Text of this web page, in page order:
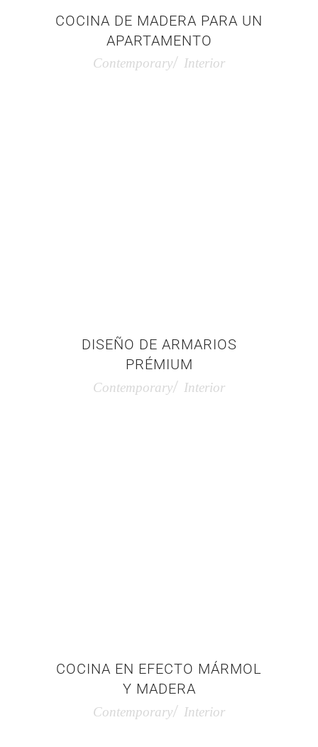
COCINA DE MADERA PARA UN
APARTAMENTO
Contemporary Interior
DISEÑO DE ARMARIOS
PRÉMIUM
Contemporary Interior
COCINA EN EFECTO MÁRMOL
Y MADERA
Contemporary Interior